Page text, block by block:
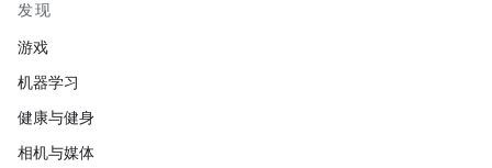
发现
游戏
机器学习
健康与健身
相机与媒体